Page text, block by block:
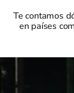
Te contamos
en países